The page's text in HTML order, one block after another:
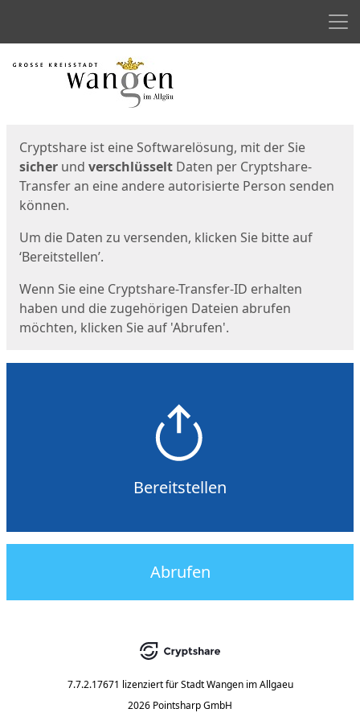
Start
Cryptshare ist eine Softwarelösung, mit der Sie
sicher und verschlüsselt Daten per Cryptshare-
Transfer an eine andere autorisierte Person senden
können.
Um die Daten zu versenden, klicken Sie bitte auf
‘Bereitstellen’.
Wenn Sie eine Cryptshare-Transfer-ID erhalten
haben und die zugehörigen Dateien abrufen
möchten, klicken Sie auf 'Abrufen'.
Bereitstellen
Abrufen
7.7.2.17671 lizenziert für Stadt Wangen im Allgaeu
2026 Pointsharp GmbH